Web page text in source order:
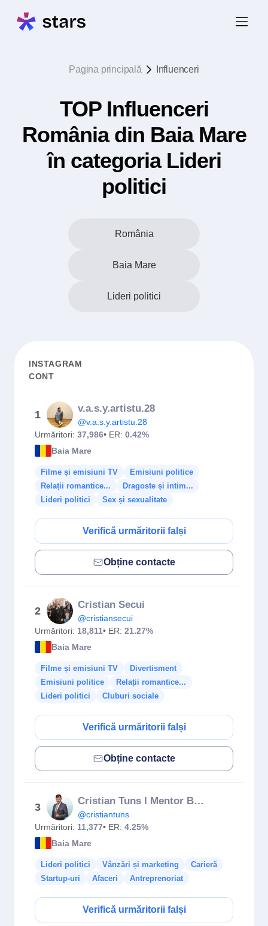
Pagina principală Influenceri
TOP Influenceri
România din Baia Mare
în categoria Lideri
politici
România
Baia Mare
Lideri politici
INSTAGRAM
CONT
1
v.a.s.y.artistu.28
@v.a.s.y.artistu.28
Urmăritori: 37,986• ER: 0.42%
Baia Mare
Filme și emisiuni TV
Emisiuni politice
Relații romantice...
Dragoste și intim...
Lideri politici
Sex și sexualitate
Verifică urmăritorii falși
Obține contacte
2
Cristian Secui
@cristiansecui
Urmăritori: 18,811• ER: 21.27%
Baia Mare
Filme și emisiuni TV
Divertisment
Emisiuni politice
Relații romantice...
Lideri politici
Cluburi sociale
Verifică urmăritorii falși
Obține contacte
3
Cristian Tuns I Mentor Business & Travel
@cristiantuns
Urmăritori: 11,377• ER: 4.25%
Baia Mare
Lideri politici Vânzări și marketing
Carieră
Startup-uri
Afaceri Antreprenoriat
Verifică urmăritorii falși